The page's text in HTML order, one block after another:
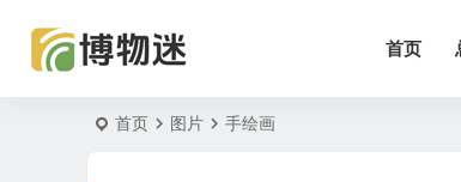
首页
首页 图片 手绘画